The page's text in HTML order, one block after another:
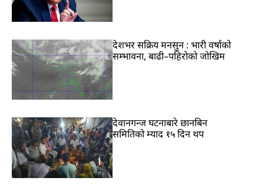
देशभर सक्रिय मनसुन : भारी वर्षाको
सम्भावना, बाढी–पहिरोको जोखिम
देवानगन्ज घटनाबारे छानबिन
समितिको म्याद १५ दिन थप